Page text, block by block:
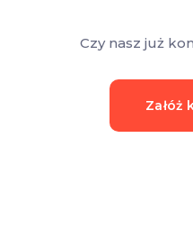
Czy nasz już
Załóż